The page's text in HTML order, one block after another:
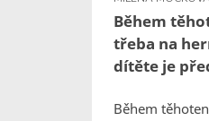
Během
třeba na
dítěte je
Během